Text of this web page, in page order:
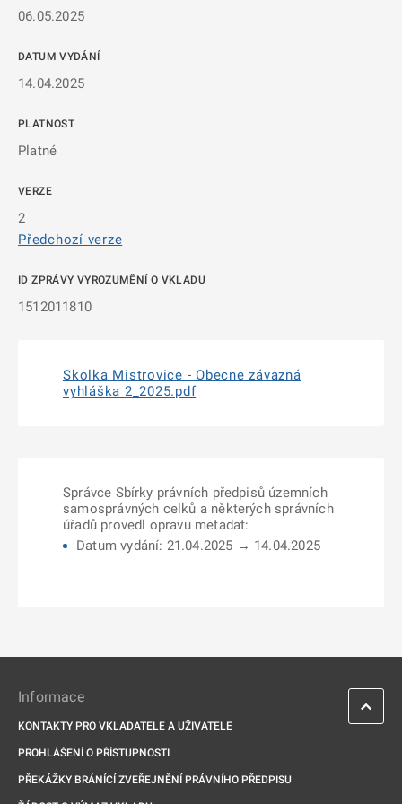
06.05.2025
DATUM VYDÁNÍ
14.04.2025
PLATNOST
Platné
VERZE
2
Předchozí verze
ID ZPRÁVY VYROZUMĚNÍ O VKLADU
1512011810
Skolka Mistrovice - Obecne závazná
vyhláška 2_2025.pdf
Správce Sbírky právních předpisů územních
samosprávných celků a některých správních
úřadů provedl opravu metadat:
Datum vydání:21.04.2025→ 14.04.2025
Informace
KONTAKTY PRO VKLADATELE A UŽIVATELE
PROHLÁŠENÍ O PŘÍSTUPNOSTI
PŘEKÁŽKY BRÁNÍCÍ ZVEŘEJNĚNÍ PRÁVNÍHO PŘEDPISU